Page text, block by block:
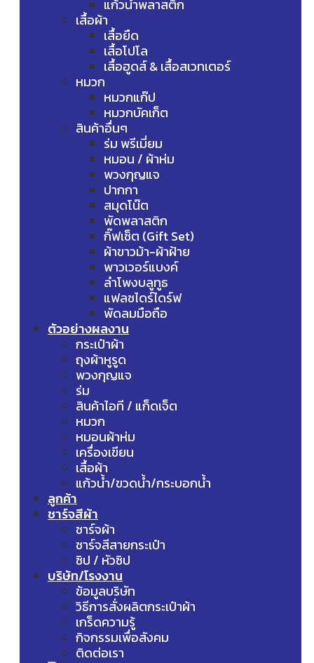
แก้วน้ำพลาสติก
เสื้อผ้า
เสื้อยืด
เสื้อโปโล
เสื้อฮูดส์ & เสื้อสเวทเตอร์
หมวก
หมวกแก๊ป
หมวกบัคเก็ต
สินค้าอื่นๆ
ร่ม พรีเมี่ยม
หมอน / ผ้าห่ม
พวงกุญแจ
ปากกา
สมุดโน๊ต
พัดพลาสติก
กิ๊ฟเซ็ต (Gift Set)
ผ้าขาวม้า-ผ้าฝ้าย
พาวเวอร์แบงค์
ลำโพงบลูทูธ
แฟลชไดร์ไดร์ฟ
พัดลมมือถือ
ตัวอย่างผลงาน
กระเป๋าผ้า
ถุงผ้าหูรูด
พวงกุญแจ
ร่ม
สินค้าไอที / แก็ดเจ็ต
หมวก
หมอนผ้าห่ม
เครื่องเขียน
เสื้อผ้า
แก้วน้ำ/ขวดน้ำ/กระบอกน้ำ
ลูกค้า
ชาร์จสีผ้า
ชาร์จผ้า
ชาร์จสีสายกระเป๋า
ซิป / หัวซิป
บริษัท/โรงงาน
ข้อมูลบริษัท
วิธีการสั่งผลิตกระเป๋าผ้า
เกร็ดความรู้
กิจกรรมเพื่อสังคม
ติดต่อเรา